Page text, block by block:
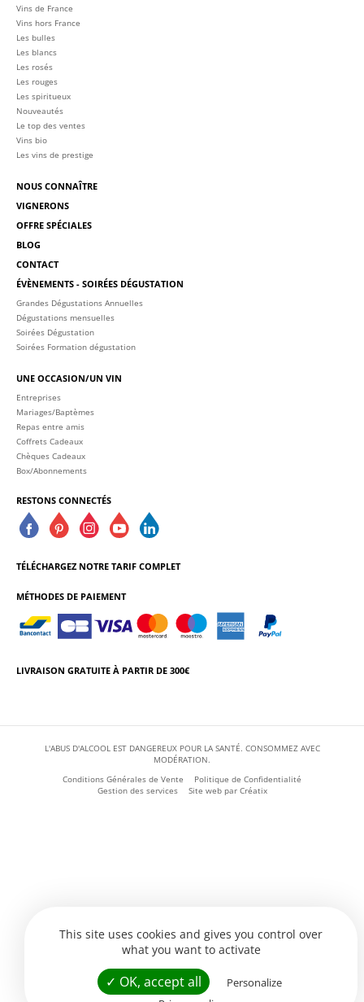
Vins de France
Vins hors France
Les bulles
Les blancs
Les rosés
Les rouges
Les spiritueux
Nouveautés
Le top des ventes
Vins bio
Les vins de prestige
NOUS CONNAÎTRE
VIGNERONS
OFFRE SPÉCIALES
BLOG
CONTACT
ÉVÈNEMENTS - SOIRÉES DÉGUSTATION
Grandes Dégustations Annuelles
Dégustations mensuelles
Soirées Dégustation
Soirées Formation dégustation
UNE OCCASION/UN VIN
Entreprises
Mariages/Baptèmes
Repas entre amis
Coffrets Cadeaux
Chèques Cadeaux
Box/Abonnements
RESTONS CONNECTÉS
TÉLÉCHARGEZ NOTRE TARIF COMPLET
MÉTHODES DE PAIEMENT
LIVRAISON GRATUITE À PARTIR DE 300€
L'ABUS D'ALCOOL EST DANGEREUX POUR LA SANTÉ. CONSOMMEZ AVEC
MODÉRATION.
Conditions Générales de Vente
Politique de Confidentialité
Gestion des services
Site web par Créatix
This site uses cookies and gives you control over
what you want to activate
✓ OK, accept all
Personalize